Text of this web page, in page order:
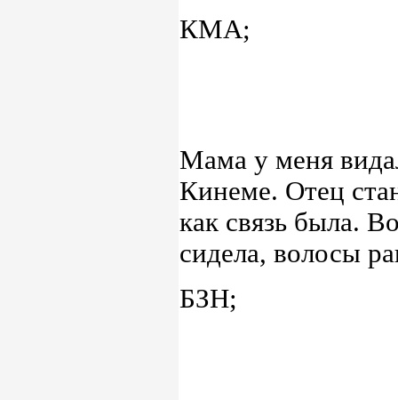
КМА;
Мама у меня
Кинеме. Отец
как связь была.
сидела, волосы
БЗН;